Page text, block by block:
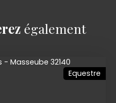
également
Equestre